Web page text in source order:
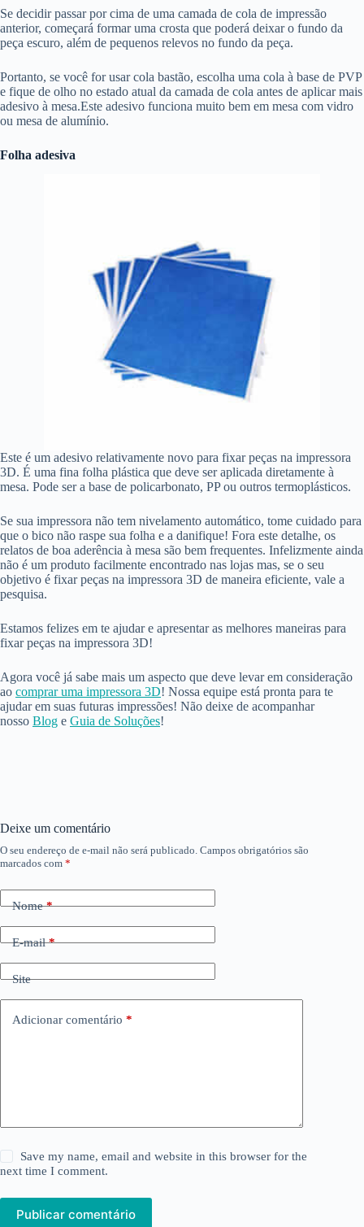
Se decidir passar por cima de uma camada de cola de impressão
anterior, começará formar uma crosta que poderá deixar o fundo da
peça escuro, além de pequenos relevos no fundo da peça.
Portanto, se você for usar cola bastão, escolha uma cola à base de PVP
e fique de olho no estado atual da camada de cola antes de aplicar mais
adesivo à mesa.Este adesivo funciona muito bem em mesa com vidro
ou mesa de alumínio.
Folha adesiva
Este é um adesivo relativamente novo para fixar peças na impressora
3D. É uma fina folha plástica que deve ser aplicada diretamente à
mesa. Pode ser a base de policarbonato, PP ou outros termoplásticos.
Se sua impressora não tem nivelamento automático, tome cuidado para
que o bico não raspe sua folha e a danifique! Fora este detalhe, os
relatos de boa aderência à mesa são bem frequentes. Infelizmente ainda
não é um produto facilmente encontrado nas lojas mas, se o seu
objetivo é fixar peças na impressora 3D de maneira eficiente, vale a
pesquisa.
Estamos felizes em te ajudar e apresentar as melhores maneiras para
fixar peças na impressora 3D!
Agora você já sabe mais um aspecto que deve levar em consideração
ao comprar uma impressora 3D! Nossa equipe está pronta para te
ajudar em suas futuras impressões! Não deixe de acompanhar
nosso Blog e Guia de Soluções!
Deixe um comentário
O seu endereço de e-mail não será publicado. Campos obrigatórios são
marcados com *
Nome*
E-mail*
Site
Adicionar comentário *
Save my name, email and website in this browser for the
next time I comment.
Publicar comentário